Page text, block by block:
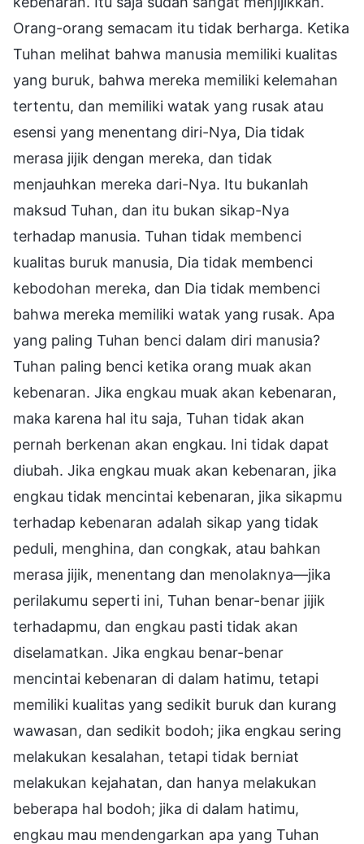
Orang-orang semacam itu tidak berharga. Ketika
Tuhan melihat bahwa manusia memiliki kualitas
yang buruk, bahwa mereka memiliki kelemahan
tertentu, dan memiliki watak yang rusak atau
esensi yang menentang diri-Nya, Dia tidak
merasa jijik dengan mereka, dan tidak
menjauhkan mereka dari-Nya. Itu bukanlah
maksud Tuhan, dan itu bukan sikap-Nya
terhadap manusia. Tuhan tidak membenci
kualitas buruk manusia, Dia tidak membenci
kebodohan mereka, dan Dia tidak membenci
bahwa mereka memiliki watak yang rusak. Apa
yang paling Tuhan benci dalam diri manusia?
Tuhan paling benci ketika orang muak akan
kebenaran. Jika engkau muak akan kebenaran,
maka karena hal itu saja, Tuhan tidak akan
pernah berkenan akan engkau. Ini tidak dapat
diubah. Jika engkau muak akan kebenaran, jika
engkau tidak mencintai kebenaran, jika sikapmu
terhadap kebenaran adalah sikap yang tidak
peduli, menghina, dan congkak, atau bahkan
merasa jijik, menentang dan menolaknya—jika
perilakumu seperti ini, Tuhan benar-benar jijik
terhadapmu, dan engkau pasti tidak akan
diselamatkan. Jika engkau benar-benar
mencintai kebenaran di dalam hatimu, tetapi
memiliki kualitas yang sedikit buruk dan kurang
wawasan, dan sedikit bodoh; jika engkau sering
melakukan kesalahan, tetapi tidak berniat
melakukan kejahatan, dan hanya melakukan
beberapa hal bodoh; jika di dalam hatimu,
engkau mau mendengarkan apa yang Tuhan